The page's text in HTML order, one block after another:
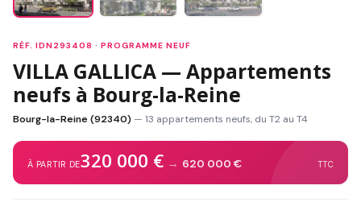
RÉF. IDN293408 · PROGRAMME NEUF
VILLA GALLICA — Appartements
neufs à Bourg-la-Reine
Bourg-la-Reine (92340) — 13 appartements neufs, du T2 au T4
À PARTIR DE320 000 € → 620 000 € TTC